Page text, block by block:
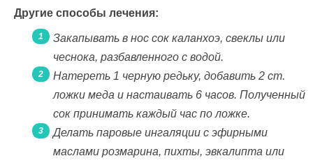
Другие способы лечения:
Закапывать в нос сок каланхоэ, свеклы или
чеснока, разбавленного с водой.
Натереть 1 черную редьку, добавить 2 ст.
ложки меда и настаивать 6 часов. Полученный
сок принимать каждый час по ложке.
Делать паровые ингаляции с эфирными
маслами розмарина, пихты, эвкалипта или